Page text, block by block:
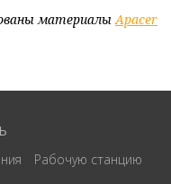
материалыApacer
Рабочую станцию